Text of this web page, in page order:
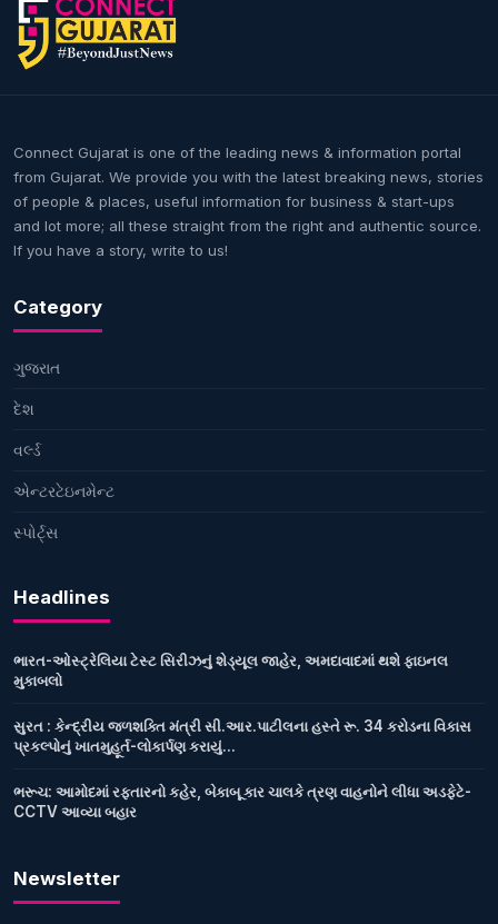
Connect Gujarat is one of the leading news & information portal
from Gujarat. We provide you with the latest breaking news, stories
of people & places, useful information for business & start-ups
and lot more; all these straight from the right and authentic source.
If you have a story, write to us!
Category
ગુજરાત
દેશ
વર્લ્ડ
એન્ટરટેઇનમેન્ટ
સ્પોર્ટ્સ
Headlines
ભારત-ઓસ્ટ્રેલિયા ટેસ્ટ સિરીઝનું શેડ્યૂલ જાહેર, અમદાવાદમાં થશે ફાઇનલ
મુકાબલો
સુરત : કેન્દ્રીય જળશક્તિ મંત્રી સી.આર.પાટીલના હસ્તે રૂ. 34 કરોડના વિકાસ
પ્રકલ્પોનું ખાતમુહૂર્ત-લોકાર્પણ કરાયું...
ભરૂચ: આમોદમાં રફતારનો કહેર, બેકાબૂ કાર ચાલકે ત્રણ વાહનોને લીધા અડફેટે-
CCTV આવ્યા બહાર
Newsletter